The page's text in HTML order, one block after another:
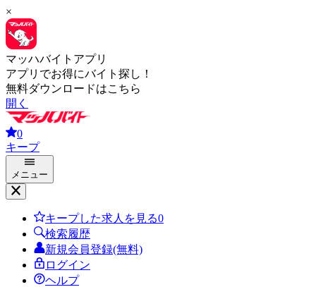
×
マッハバイトアプリ
アプリでお得にバイト探し！
無料ダウンロードはこちら
開く
0
キープ
メニュー
キープした求人を見る0
検索履歴
新規会員登録(無料)
ログイン
ヘルプ